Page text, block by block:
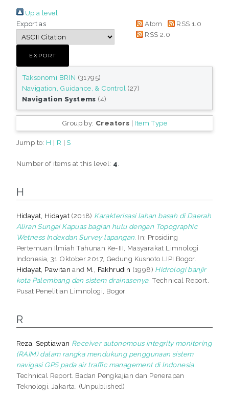
Up a level
Export as
Atom
RSS 1.0
RSS 2.0
Taksonomi BRIN (31795)
Navigation, Guidance, & Control (27)
Navigation Systems (4)
Group by: Creators | Item Type
Jump to: H | R | S
Number of items at this level: 4
H
Hidayat, Hidayat (2018) Karakterisasi lahan basah di Daerah
Aliran Sungai Kapuas bagian hulu dengan Topographic
Wetness Indexdan Survey lapangan. In: Prosiding
Pertemuan Ilmiah Tahunan Ke-III, Masyarakat Limnologi
Indonesia, 31 Oktober 2017, Gedung Kusnoto LIPI Bogor.
Hidayat, Pawitan and M., Fakhrudin (1998) Hidrologi banjir
kota Palembang dan sistem drainasenya. Technical Report.
Pusat Penelitian Limnologi, Bogor.
R
Reza, Septiawan Receiver autonomous integrity monitoring
(RAIM) dalam rangka mendukung penggunaan sistem
navigasi GPS pada air traffic management di Indonesia.
Technical Report. Badan Pengkajian dan Penerapan
Teknologi, Jakarta. (Unpublished)